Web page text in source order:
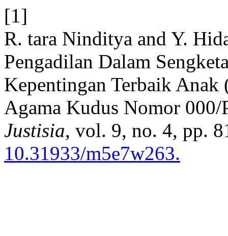
[1]
R. tara Ninditya and Y.
Pengadilan Dalam
Kepentingan Terbaik Anak
Agama Kudus Nomor
Justisia, vol. 9, no. 4, pp.
10.31933/m5e7w263.